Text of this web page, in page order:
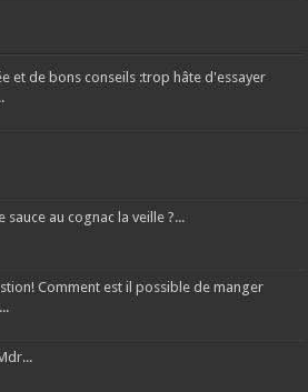
et de bons conseils :trop hâte d'essayer
sauce au cognac la veille ?...
Comment est il possible de manger